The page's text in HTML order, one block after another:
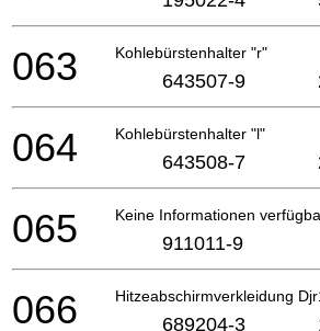
Kohlebürstenhalter "r"
063 643507-9
Kohlebürstenhalter "l"
064 643508-7
Keine Informationen
065 911011-9
Hitzeabschirmverkleidung
066 689204-3